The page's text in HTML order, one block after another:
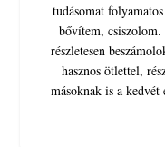
tudásomat
bővítem,
részletesen
hasznos ötlettel,
másoknak is a kedvét